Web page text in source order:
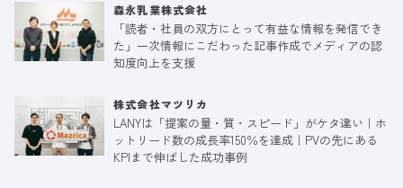
森永乳業株式会社
「読者・社員の双方にとって有益な情報を発信でき
た」一次情報にこだわった記事作成でメディアの認
知度向上を支援
株式会社マツリカ
LANYは「提案の量・質・スピード」がケタ違い｜ホ
ットリード数の成長率150％を達成｜PVの先にある
KPIまで伸ばした成功事例